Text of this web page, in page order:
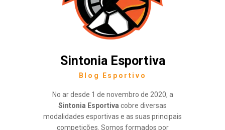
Sintonia Esportiva
Blog Esportivo
No ar desde 1 de novembro de 2020, a
Sintonia Esportiva cobre diversas
modalidades esportivas e as suas principais
competições. Somos formados por